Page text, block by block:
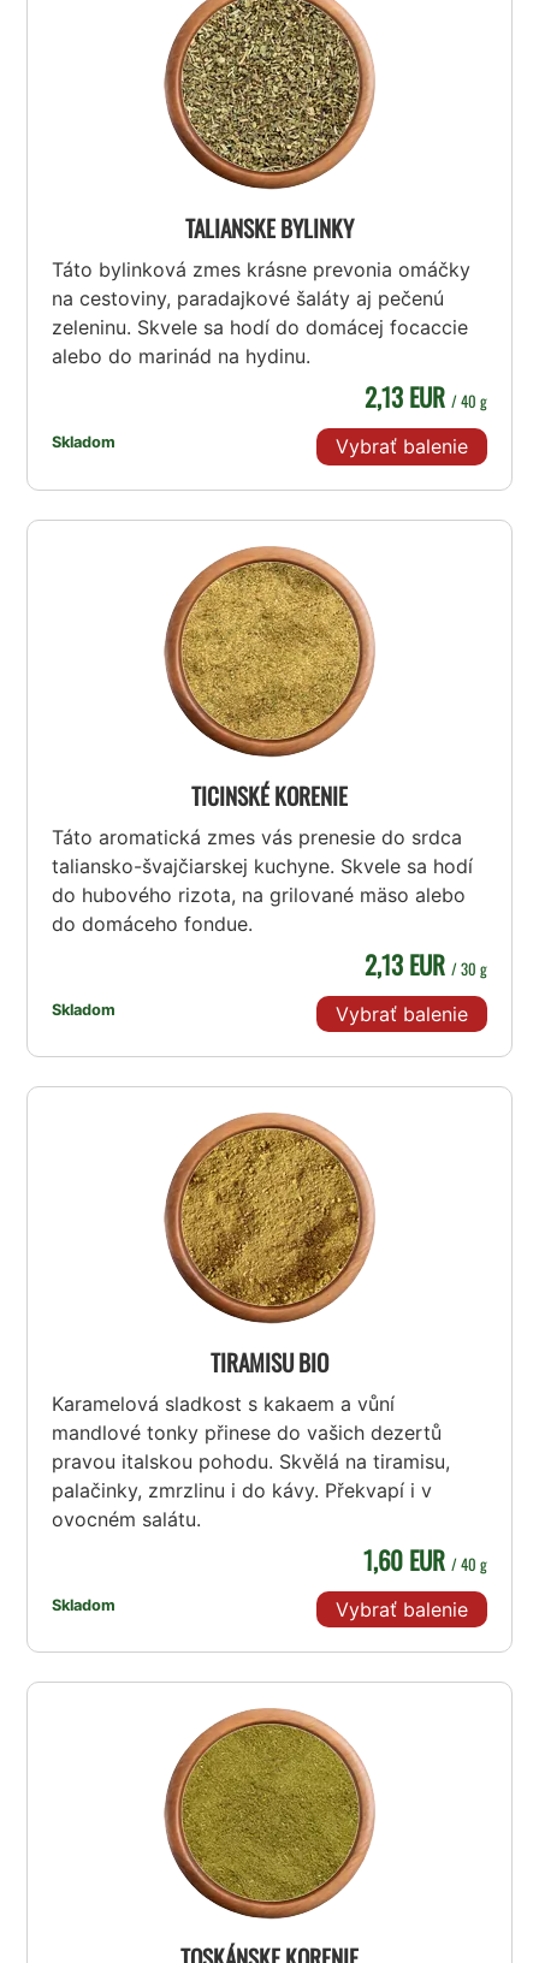
TALIANSKE BYLINKY
Táto bylinková zmes krásne prevonia omáčky
na cestoviny, paradajkové šaláty aj pečenú
zeleninu. Skvele sa hodí do domácej focaccie
alebo do marinád na hydinu.
Skladom
2,13 EUR / 40 g
Vybrať balenie
TICINSKÉ KORENIE
Táto aromatická zmes vás prenesie do srdca
taliansko-švajčiarskej kuchyne. Skvele sa hodí
do hubového rizota, na grilované mäso alebo
do domáceho fondue.
Skladom
2,13 EUR / 30 g
Vybrať balenie
TIRAMISU BIO
Karamelová sladkost s kakaem a vůní
mandlové tonky přinese do vašich dezertů
pravou italskou pohodu. Skvělá na tiramisu,
palačinky, zmrzlinu i do kávy. Překvapí i v
ovocném salátu.
Skladom
1,60 EUR / 40 g
Vybrať balenie